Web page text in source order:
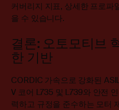
커버리지 지표, 상세한 프로파
을 수 있습니다.
결론: 오토모티브
한 기반
CORDIC 가속으로 강화된
V 코어 L735 및 L739와 안전
력하고 규정을 준수하는 모터